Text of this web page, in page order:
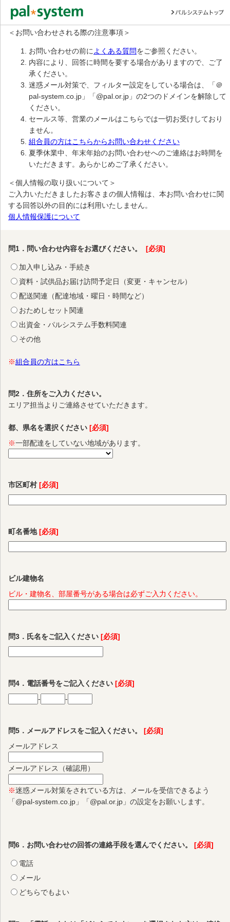
＜お問い合わせされる際の注意事項＞
お問い合わせの前に よくある質問をご参照ください。
内容により、回答に時間を要する場合がありますので、ご了
承ください。
迷惑メール対策で、フィルター設定をしている場合は、「＠
pal-system.co.jp」「@pal.or.jp」の2つのドメインを解除して
ください。
セールス等、営業のメールはこちらでは一切お受けしており
ません。
組合員の方はこちらからお問い合わせください
夏季休業中、年末年始のお問い合わせへのご連絡はお時間を
いただきます。あらかじめご了承ください。
＜個人情報の取り扱いについて＞
ご入力いただきましたお客さまの個人情報は、本お問い合わせに関
する回答以外の目的には利用いたしません。
個人情報保護について
問1．問い合わせ内容をお選びください。 [必須]
加入申し込み・手続き
資料・試供品お届け訪問予定日（変更・キャンセル）
配送関連（配達地域・曜日・時間など）
おためしセット関連
出資金・パルシステム手数料関連
その他
※組合員の方はこちら
問2．住所をご入力ください。
エリア担当よりご連絡させていただきます。
都、県名を選択ください [必須]
※一部配達をしていない地域があります。
市区町村[必須]
町名番地[必須]
ビル建物名
ビル・建物名、部屋番号がある場合は必ずご入力ください。
問3．氏名をご記入ください [必須]
問4．電話番号をご記入ください [必須]
-
-
問5．メールアドレスをご記入ください。 [必須]
メールアドレス
メールアドレス（確認用）
※迷惑メール対策をされている方は、メールを受信できるよう
「@pal-system.co.jp」「@pal.or.jp」の設定をお願いします。
問6．お問い合わせの回答の連絡手段を選んでください。 [必須]
電話
メール
どちらでもよい